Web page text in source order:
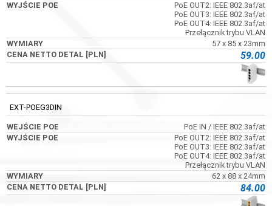
PoE OUT2: IEEE 802.3af/at
PoE OUT3: IEEE 802.3af/at
PoE OUT4: IEEE 802.3af/at
Przełącznik trybu VLAN
57 x 85 x 23mm
59.00
EXT-POEG3DIN
PoE IN / IEEE 802.3af/at
PoE OUT2: IEEE 802.3af/at
PoE OUT3: IEEE 802.3af/at
PoE OUT4: IEEE 802.3af/at
Przełącznik trybu VLAN
62 x 88 x 24mm
84.00